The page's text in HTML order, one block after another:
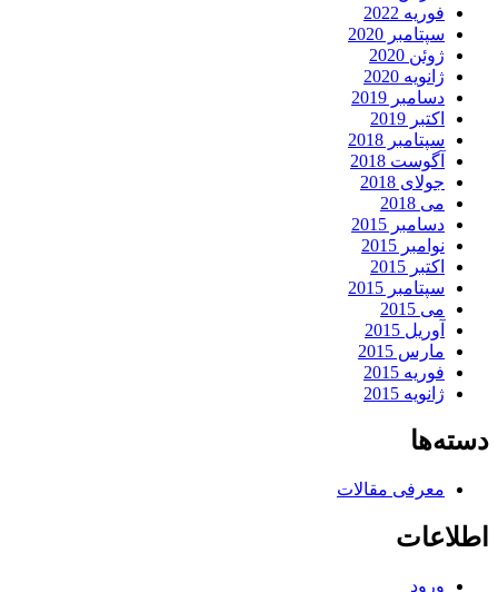
فوریه 2022
سپتامبر 2020
ژوئن 2020
ژانویه 2020
دسامبر 2019
اکتبر 2019
سپتامبر 2018
آگوست 2018
جولای 2018
می 2018
دسامبر 2015
نوامبر 2015
اکتبر 2015
سپتامبر 2015
می 2015
آوریل 2015
مارس 2015
فوریه 2015
ژانویه 2015
دسته‌ها
معرفی مقالات
اطلاعات
ورود